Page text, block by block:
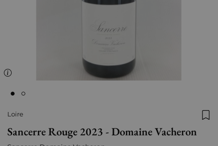
Loire
Sancerre Rouge 2023 - Domaine Vacheron